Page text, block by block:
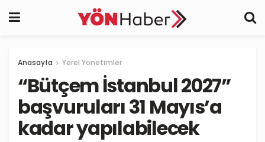
Anasayfa Yerel Yönetimler
“Bütçem İstanbul 2027”
başvuruları 31 Mayıs’a
kadar yapılabilecek